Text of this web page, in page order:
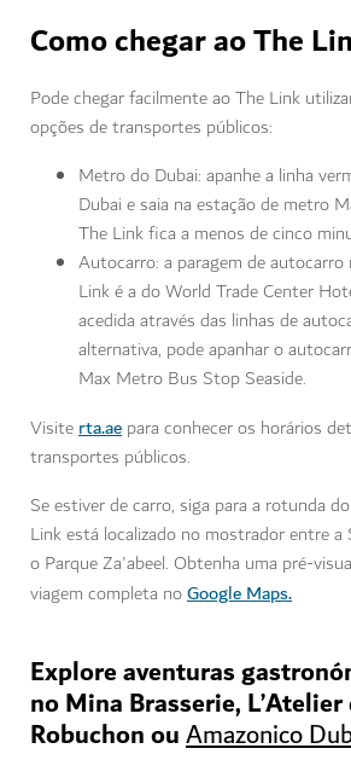
Como chegar ao The
Pode chegar facilmente ao The Link
opções de transportes públicos:
Metro do Dubai: apanhe a linha
Dubai e saia na estação de metro
The Link fica a menos de cinco
Autocarro: a paragem de
Link é a do World Trade Center
acedida através das linhas de
alternativa, pode apanhar o
Max Metro Bus Stop Seaside.
Visiterta.ae para conhecer os horários
transportes públicos.
Se estiver de carro, siga para a rotunda
Link está localizado no mostrador entre a
o Parque Za'abeel. Obtenha uma pré-
viagem completa noGoogle Maps.
Explore aventuras
no Mina Brasserie,
Robuchon ouAmazonico